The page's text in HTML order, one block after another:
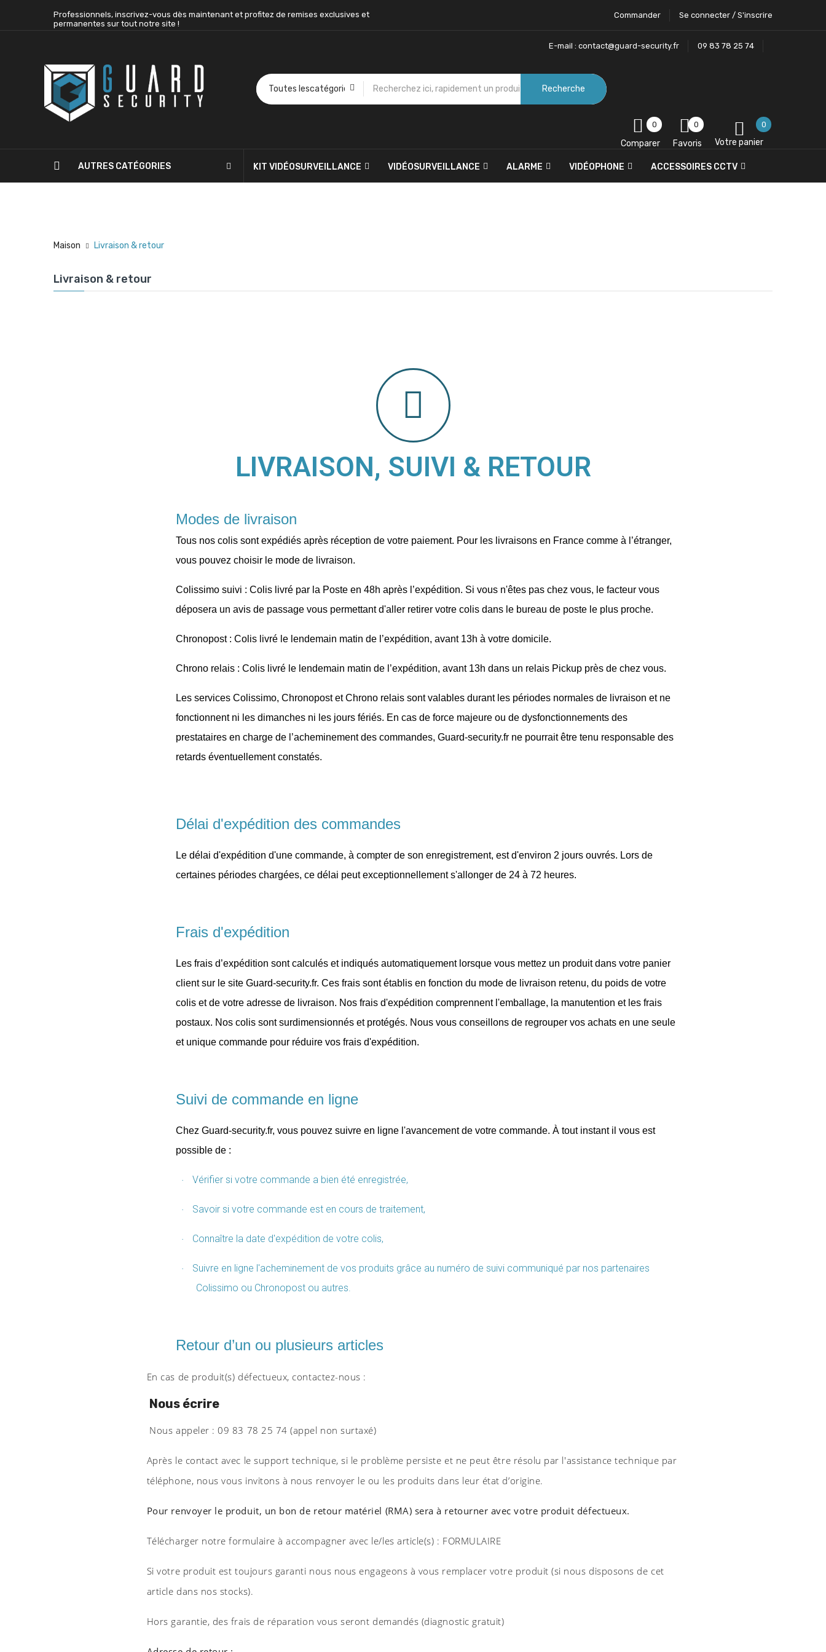
Professionnels, inscrivez-vous dès maintenant et profitez de remises exclusives et
permanentes sur tout notre site !
Se connecter / S'inscrire
Commander
09 83 78 25 74
E-mail : contact@guard-security.fr
Recherche
0
Votre panier
0
Favoris
0
Comparer
AUTRES CATÉGORIES KIT VIDÉOSURVEILLANCE VIDÉOSURVEILLANCE ALARME VIDÉOPHONE ACCESSOIRES CCTV
Maison Livraison & retour
Livraison & retour
LIVRAISON, SUIVI & RETOUR
Modes de livraison
Tous nos colis sont expédiés après réception de votre paiement. Pour les livraisons en France comme à l’étranger,
vous pouvez choisir le mode de livraison.
Colissimo suivi : Colis livré par la Poste en 48h après l’expédition. Si vous n'êtes pas chez vous, le facteur vous
déposera un avis de passage vous permettant d'aller retirer votre colis dans le bureau de poste le plus proche.
Chronopost : Colis livré le lendemain matin de l’expédition, avant 13h à votre domicile.
Chrono relais : Colis livré le lendemain matin de l’expédition, avant 13h dans un relais Pickup près de chez vous.
Les services Colissimo, Chronopost et Chrono relais sont valables durant les périodes normales de livraison et ne
fonctionnent ni les dimanches ni les jours fériés. En cas de force majeure ou de dysfonctionnements des
prestataires en charge de l’acheminement des commandes, Guard-security.fr ne pourrait être tenu responsable des
retards éventuellement constatés.
Délai d'expédition des commandes
Le délai d'expédition d'une commande, à compter de son enregistrement, est d'environ 2 jours ouvrés. Lors de
certaines périodes chargées, ce délai peut exceptionnellement s'allonger de 24 à 72 heures.
Frais d'expédition
Les frais d’expédition sont calculés et indiqués automatiquement lorsque vous mettez un produit dans votre panier
client sur le site Guard-security.fr. Ces frais sont établis en fonction du mode de livraison retenu, du poids de votre
colis et de votre adresse de livraison. Nos frais d'expédition comprennent l'emballage, la manutention et les frais
postaux. Nos colis sont surdimensionnés et protégés. Nous vous conseillons de regrouper vos achats en une seule
et unique commande pour réduire vos frais d'expédition.
Suivi de commande en ligne
Chez Guard-security.fr, vous pouvez suivre en ligne l'avancement de votre commande. À tout instant il vous est
possible de :
· Vérifier si votre commande a bien été enregistrée,
· Savoir si votre commande est en cours de traitement,
· Connaître la date d'expédition de votre colis,
·
Suivre en ligne l'acheminement de vos produits grâce au numéro de suivi communiqué par nos partenaires
Colissimo ou Chronopost ou autres.
Retour d’un ou plusieurs articles
En cas de produit(s) défectueux, contactez-nous :
Nous écrire
Nous appeler : 09 83 78 25 74 (appel non surtaxé)
Après le contact avec le support technique, si le problème persiste et ne peut être résolu par l'assistance technique par
téléphone, nous vous invitons à nous renvoyer le ou les produits dans leur état d’origine.
Pour renvoyer le produit, un bon de retour matériel (RMA) sera à retourner avec votre produit défectueux.
Télécharger notre formulaire à accompagner avec le/les article(s) : FORMULAIRE
Si votre produit est toujours garanti nous nous engageons à vous remplacer votre produit (si nous disposons de cet
article dans nos stocks).
Hors garantie, des frais de réparation vous seront demandés (diagnostic gratuit)